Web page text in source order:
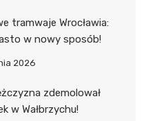
tramwaje Wrocławia:
w nowy sposób!
2026
zdemolował
w Wałbrzychu!